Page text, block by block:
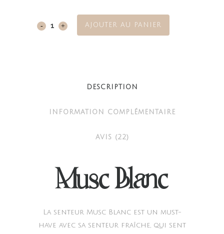
Musc AJOUTER AU PANIER
DESCRIPTION
INFORMATION COMPLÉMENTAIRE
AVIS (22)
Musc Blanc
La senteur Musc Blanc est un must-
have avec sa senteur fraîche, qui sent